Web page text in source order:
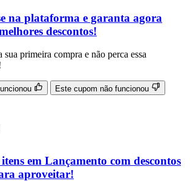
na plataforma e garanta agora
descontos!
sua primeira compra e não perca essa
Este cupom não funcionou
itens em Lançamento com descontos
aproveitar!